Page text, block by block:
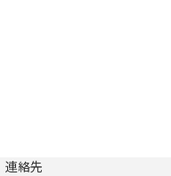
連絡先